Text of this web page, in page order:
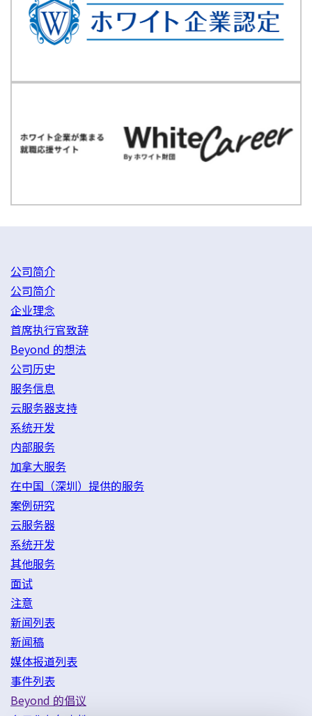
公司简介
公司简介
企业理念
首席执行官致辞
Beyond 的想法
公司历史
服务信息
云服务器支持
系统开发
内部服务
加拿大服务
在中国（深圳）提供的服务
案例研究
云服务器
系统开发
其他服务
面试
注意
新闻列表
新闻稿
媒体报道列表
事件列表
Beyond 的倡议